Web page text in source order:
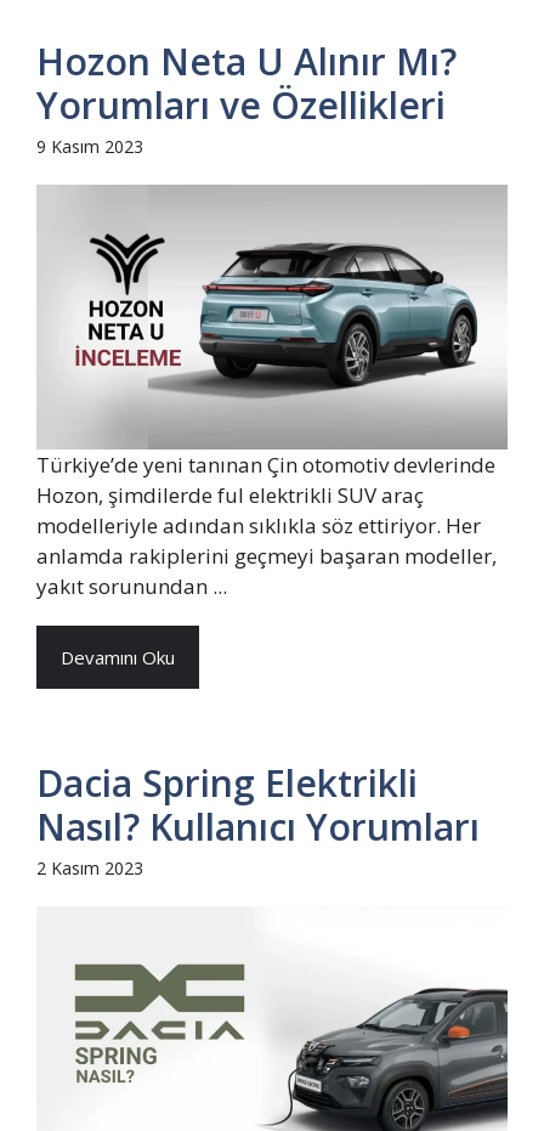
Hozon Neta U Alınır Mı?
Yorumları ve Özellikleri
9 Kasım 2023
Türkiye’de yeni tanınan Çin otomotiv devlerinde
Hozon, şimdilerde ful elektrikli SUV araç
modelleriyle adından sıklıkla söz ettiriyor. Her
anlamda rakiplerini geçmeyi başaran modeller,
yakıt sorunundan ...
Devamını Oku
Dacia Spring Elektrikli
Nasıl? Kullanıcı Yorumları
2 Kasım 2023